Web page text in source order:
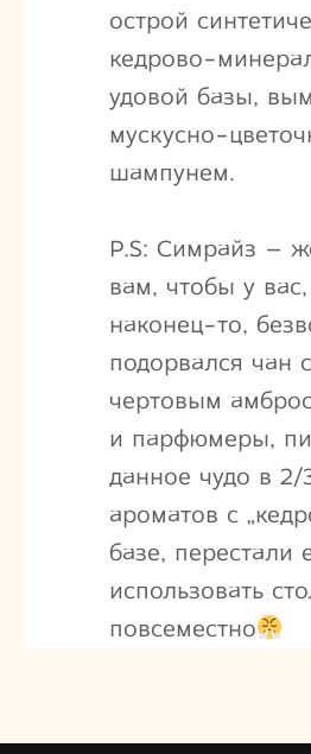
острой
кедрово-
удовой базы,
мускусно-
шампунем.
P.S: Симрайз –
вам, чтобы у вас,
наконец-то,
подорвался чан
чертовым
и парфюмеры,
данное чудо в 2/
ароматов с
базе, перестали
использовать
повсеместно